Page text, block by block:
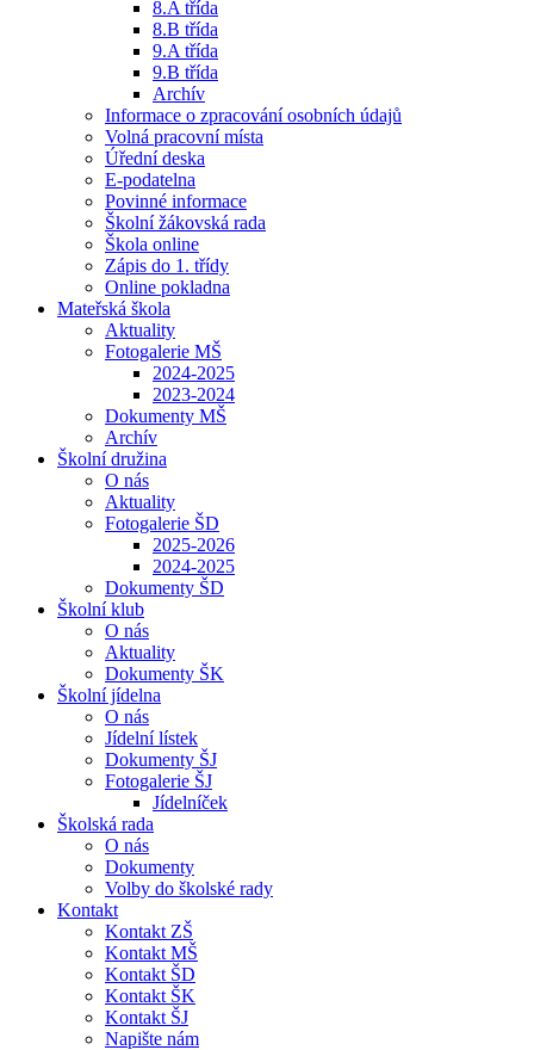
8.A třída
8.B třída
9.A třída
9.B třída
Archív
Informace o zpracování osobních údajů
Volná pracovní místa
Úřední deska
E-podatelna
Povinné informace
Školní žákovská rada
Škola online
Zápis do 1. třídy
Online pokladna
Mateřská škola
Aktuality
Fotogalerie MŠ
2024-2025
2023-2024
Dokumenty MŠ
Archív
Školní družina
O nás
Aktuality
Fotogalerie ŠD
2025-2026
2024-2025
Dokumenty ŠD
Školní klub
O nás
Aktuality
Dokumenty ŠK
Školní jídelna
O nás
Jídelní lístek
Dokumenty ŠJ
Fotogalerie ŠJ
Jídelníček
Školská rada
O nás
Dokumenty
Volby do školské rady
Kontakt
Kontakt ZŠ
Kontakt MŠ
Kontakt ŠD
Kontakt ŠK
Kontakt ŠJ
Napište nám